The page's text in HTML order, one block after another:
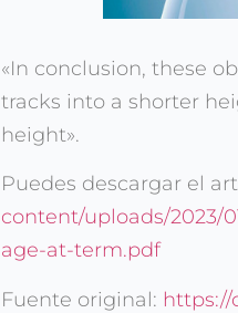
«In conclusion, these
tracks into a shorter
height».
Puedes descargar el
content/uploads/2023/
age-at-term.pdf
Fuente original: https://